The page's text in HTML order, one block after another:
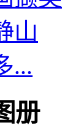
山
...
册